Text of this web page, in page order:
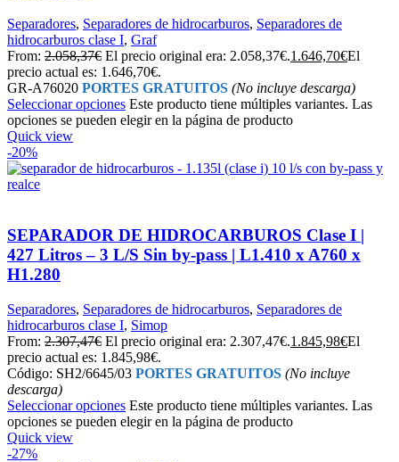
Separadores, Separadores de hidrocarburos, Separadores de
hidrocarburos clase I, Graf
From: 2.058,37€ El precio original era: 2.058,37€.1.646,70€El
precio actual es: 1.646,70€.
GR-A76020 PORTES GRATUITOS (No incluye descarga)
Seleccionar opciones Este producto tiene múltiples variantes. Las
opciones se pueden elegir en la página de producto
Quick view
-20%
SEPARADOR DE HIDROCARBUROS Clase I |
427 Litros – 3 L/S Sin by-pass | L1.410 x A760 x
H1.280
Separadores, Separadores de hidrocarburos, Separadores de
hidrocarburos clase I, Simop
From: 2.307,47€ El precio original era: 2.307,47€.1.845,98€El
precio actual es: 1.845,98€.
Código: SH2/6645/03 PORTES GRATUITOS (No incluye
descarga)
Seleccionar opciones Este producto tiene múltiples variantes. Las
opciones se pueden elegir en la página de producto
Quick view
-27%